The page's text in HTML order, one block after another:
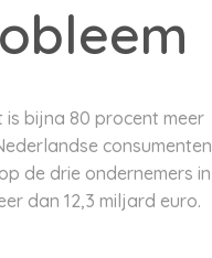
bijna 80 procent meer
consumenten
de drie ondernemers in
dan 12,3 miljard euro.